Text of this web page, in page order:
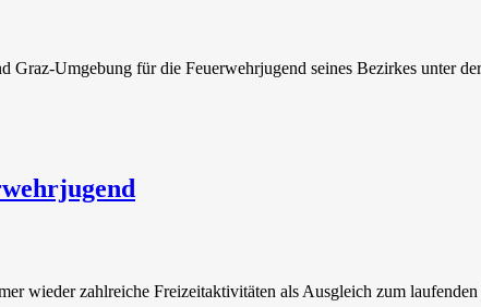
Graz-Umgebung für die Feuerwehrjugend seines Bezirkes unter
wieder zahlreiche Freizeitaktivitäten als Ausgleich zum